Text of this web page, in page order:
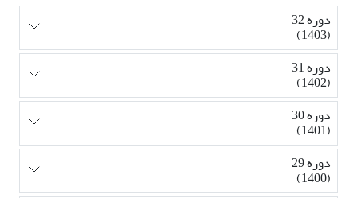
دوره 32
(1403)
دوره 31
(1402)
دوره 30
(1401)
دوره 29
(1400)